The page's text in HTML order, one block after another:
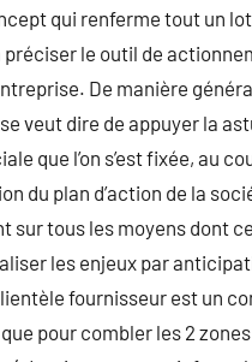
qui renferme tout un lot
le outil de
De manière
veut dire de appuyer la
que l’on s’est fixée, au
du plan d’action de la
sur tous les moyens dont
les enjeux par
fournisseur est un
pour combler les 2